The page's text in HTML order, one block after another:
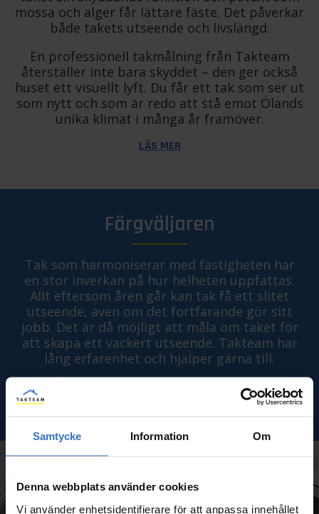
Samtycke Information Om
Denna webbplats använder cookies
Vi använder enhetsidentifierare för att anpassa innehållet
mossa och alger får lättare fäste. Det påverkar
både takets utseende och livslängd.
En professionell takmålning från Takteam
återställer inte bara skyddet – den ger också
huset ett visuellt lyft. Du får ett tak som ser ut
som nytt och som är redo att stå emot Ölands
unika klimat i många år framöver.
LÄS MER
Färgväljaren
Tak som harmoniserar med fastigheten har
en stor inverkan på hur helheten uppfattas.
Allt eftersom åren går kan tak få ett slitet
utseende, även om det fortfarande gör sitt
jobb. Det är då möjligt att måla om taket för
att skapa ett vackert utseende. Takteam har
lång erfarenhet och hjälper gärna till.